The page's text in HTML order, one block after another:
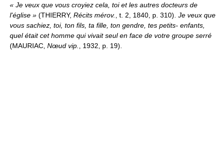
« Je veux que vous croyiez cela, toi et les autres docteurs de
l'église » (THIERRY, Récits mérov. , t. 2, 1840, p. 310). Je veux que
vous sachiez, toi, ton fils, ta fille, ton gendre, tes petits- enfants,
quel était cet homme qui vivait seul en face de votre groupe serré
(MAURIAC, Nœud vip. , 1932, p. 19).